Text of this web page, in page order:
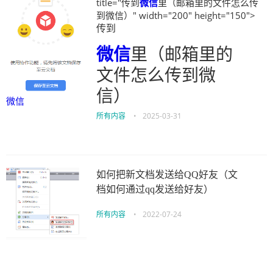
微信
title="传到微信里（邮箱里的文件怎么传
到微信）" width="200" height="150">
传到
微信里（邮箱里的
文件怎么传到微
信）
所有内容 • 2025-03-31
如何把新文档发送给QQ好友（文
档如何通过qq发送给好友）
所有内容 • 2022-07-24